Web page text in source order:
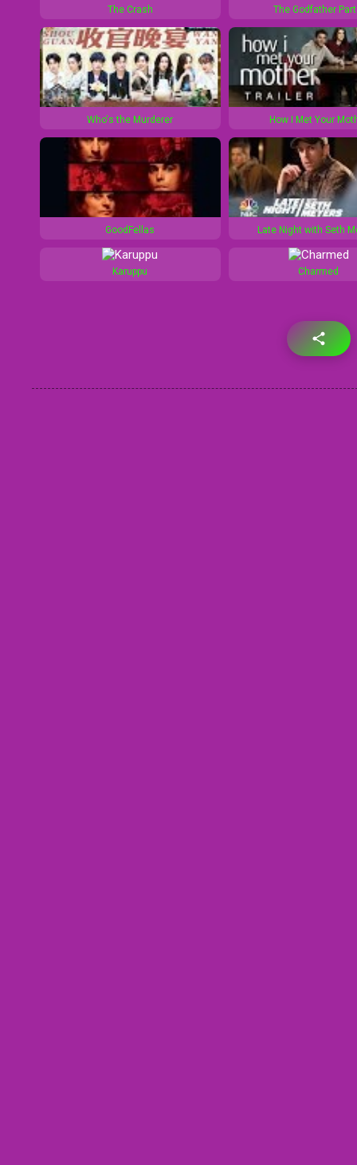
0
s
1
0
s
The Crash The Godfather
Who's the Murderer How I Met Your
GoodFellas Late Night with Seth
Karuppu Charmed